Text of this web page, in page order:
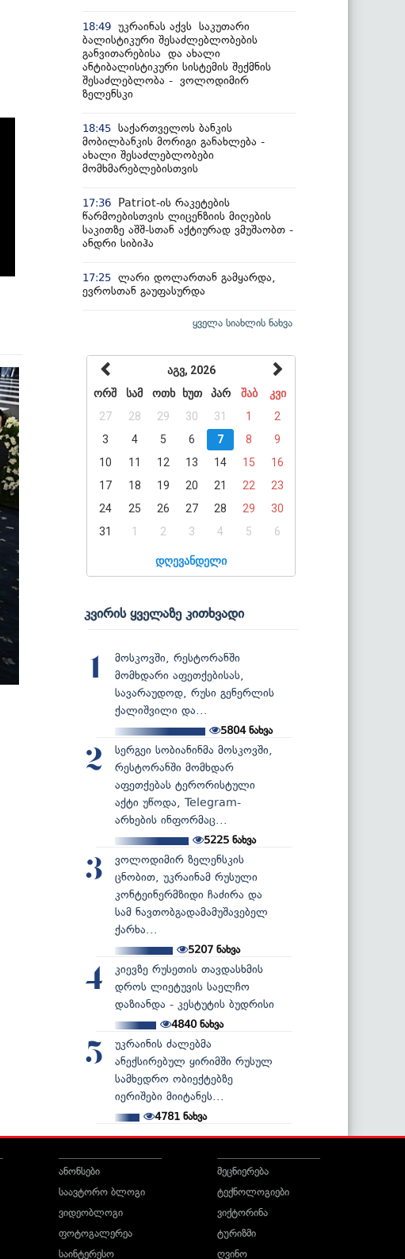
18:49 უკრაინას აქვს საკუთარი
ბალისტიკური შესაძლებლობების
განვითარებისა და ახალი
ანტიბალისტიკური სისტემის შექმნის
შესაძლებლობა - ვოლოდიმირ
ზელენსკი
18:45 საქართველოს ბანკის
მობილბანკის მორიგი განახლება -
ახალი შესაძლებლობები
მომხმარებლებისთვის
17:36
Patriot-ის რაკეტების
წარმოებისთვის ლიცენზიის მიღების
საკითზე აშშ-სთან აქტიურად ვმუშაობთ -
ანდრი სიბიჰა
17:25 ლარი დოლართან გამყარდა,
ევროსთან გაუფასურდა
ყველა სიახლის ნახვა
აგვ, 2026
ორშ
სამ ოთხ ხუთ პარ შაბ
კვი
27
28 29 30 31 1
2
3
4 5 6 7 8
9
10
11 12 13 14 15
16
17
18 19 20 21 22
23
24
25 26 27 28 29
30
31
1 2 3 4 5 6
დღევანდელი
კვირის ყველაზე კითხვადი
1
მოსკოვში, რესტორანში
მომხდარი აფეთქებისას,
სავარაუდოდ, რუსი გენერლის
ქალიშვილი და...
5804ნახვა
2
სერგეი სობიანინმა მოსკოვში,
რესტორანში მომხდარ
აფეთქებას ტერორისტული
აქტი უწოდა, Telegram-
არხების ინფორმაც...
5225 ნახვა
3
ვოლოდიმირ ზელენსკის
ცნობით, უკრაინამ რუსული
კონტეინერმზიდი ჩაძირა და
სამ ნავთობგადამამუშავებელ
ქარხა...
5207ნახვა
4
კიევზე რუსეთის თავდასხმის
დროს ლიეტუვის საელჩო
დაზიანდა - კესტუტის ბუდრისი
4840ნახვა
5
უკრაინის ძალებმა
ანექსირებულ ყირიმში რუსულ
სამხედრო ობიექტებზე
იერიშები მიიტანეს...
4781 ნახვა
ანონსები
საავტორო ბლოგი
ვიდეობლოგი
ფოტოგალერეა
საინტერესო
მეცნიერება
ტექნოლოგიები
ვიქტორინა
ტურიზმი
ღვინო